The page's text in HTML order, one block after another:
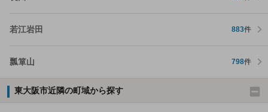
若江岩田 883件
瓢箪山 798件
東大阪市近隣の町域から探す